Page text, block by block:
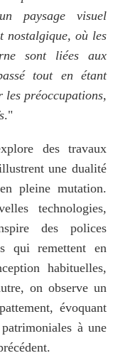
paysage visuel
nostalgique, où les
sont liées aux
tout en étant
les préoccupations,
."
des travaux
une dualité
pleine mutation.
technologies,
des polices
qui remettent en
habituelles,
on observe un
évoquant
à une